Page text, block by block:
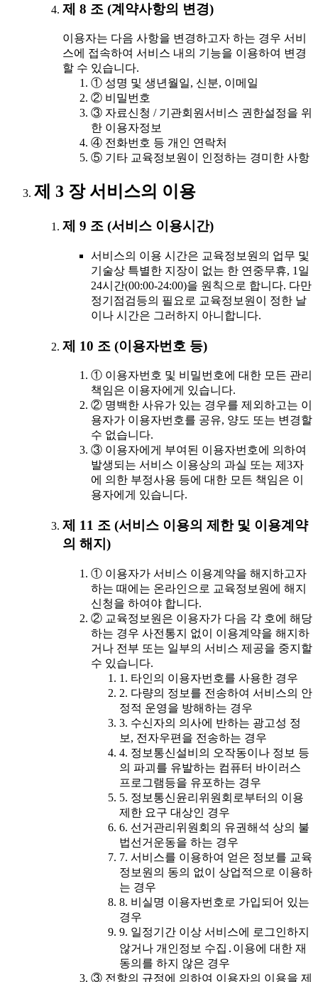
제 8 조 (계약사항의 변경)
이용자는 다음 사항을 변경하고자 하는 경우 서비
스에 접속하여 서비스 내의 기능을 이용하여 변경
할 수 있습니다.
① 성명 및 생년월일, 신분, 이메일
② 비밀번호
③ 자료신청 / 기관회원서비스 권한설정을 위
한 이용자정보
④ 전화번호 등 개인 연락처
⑤ 기타 교육정보원이 인정하는 경미한 사항
제 3 장 서비스의 이용
제 9 조 (서비스 이용시간)
서비스의 이용 시간은 교육정보원의 업무 및
기술상 특별한 지장이 없는 한 연중무휴, 1일
24시간(00:00-24:00)을 원칙으로 합니다. 다만
정기점검등의 필요로 교육정보원이 정한 날
이나 시간은 그러하지 아니합니다.
제 10 조 (이용자번호 등)
① 이용자번호 및 비밀번호에 대한 모든 관리
책임은 이용자에게 있습니다.
② 명백한 사유가 있는 경우를 제외하고는 이
용자가 이용자번호를 공유, 양도 또는 변경할
수 없습니다.
③ 이용자에게 부여된 이용자번호에 의하여
발생되는 서비스 이용상의 과실 또는 제3자
에 의한 부정사용 등에 대한 모든 책임은 이
용자에게 있습니다.
제 11 조 (서비스 이용의 제한 및 이용계약
의 해지)
① 이용자가 서비스 이용계약을 해지하고자
하는 때에는 온라인으로 교육정보원에 해지
신청을 하여야 합니다.
② 교육정보원은 이용자가 다음 각 호에 해당
하는 경우 사전통지 없이 이용계약을 해지하
거나 전부 또는 일부의 서비스 제공을 중지할
수 있습니다.
1. 타인의 이용자번호를 사용한 경우
2. 다량의 정보를 전송하여 서비스의 안
정적 운영을 방해하는 경우
3. 수신자의 의사에 반하는 광고성 정
보, 전자우편을 전송하는 경우
4. 정보통신설비의 오작동이나 정보 등
의 파괴를 유발하는 컴퓨터 바이러스
프로그램등을 유포하는 경우
5. 정보통신윤리위원회로부터의 이용
제한 요구 대상인 경우
6. 선거관리위원회의 유권해석 상의 불
법선거운동을 하는 경우
7. 서비스를 이용하여 얻은 정보를 교육
정보원의 동의 없이 상업적으로 이용하
는 경우
8. 비실명 이용자번호로 가입되어 있는
경우
9. 일정기간 이상 서비스에 로그인하지
않거나 개인정보 수집․이용에 대한 재
동의를 하지 않은 경우
③ 전항의 규정에 의하여 이용자의 이용을 제